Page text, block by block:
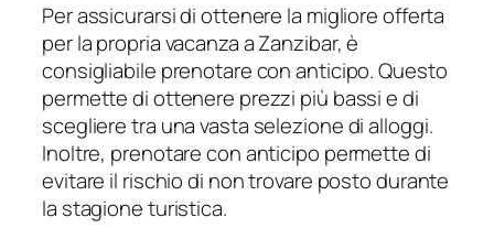
Per assicurarsi di ottenere la migliore offerta
per la propria vacanza a Zanzibar, è
consigliabile prenotare con anticipo. Questo
permette di ottenere prezzi più bassi e di
scegliere tra una vasta selezione di alloggi.
Inoltre, prenotare con anticipo permette di
evitare il rischio di non trovare posto durante
la stagione turistica.